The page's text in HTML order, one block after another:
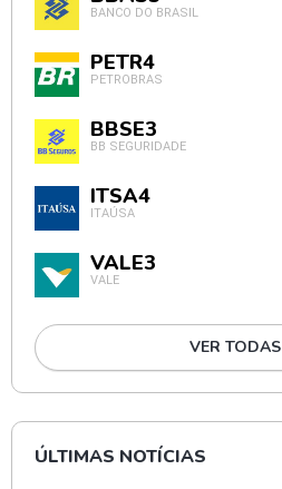
BANCO DO BRASIL
PETR4
PETROBRAS
BBSE3
BB SEGURIDADE
ITSA4
ITAÚSA
VALE3
VALE
VER TODAS
ÚLTIMAS NOTÍCIAS